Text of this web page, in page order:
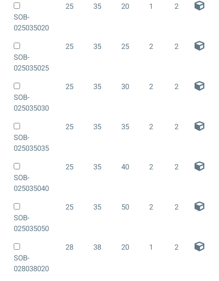
SOB-
025035020
25 35 20 1 2
SOB-
025035025
25 35 25 2 2
SOB-
025035030
25 35 30 2 2
SOB-
025035035
25 35 35 2 2
SOB-
025035040
25 35 40 2 2
SOB-
025035050
25 35 50 2 2
SOB-
028038020
28 38 20 1 2